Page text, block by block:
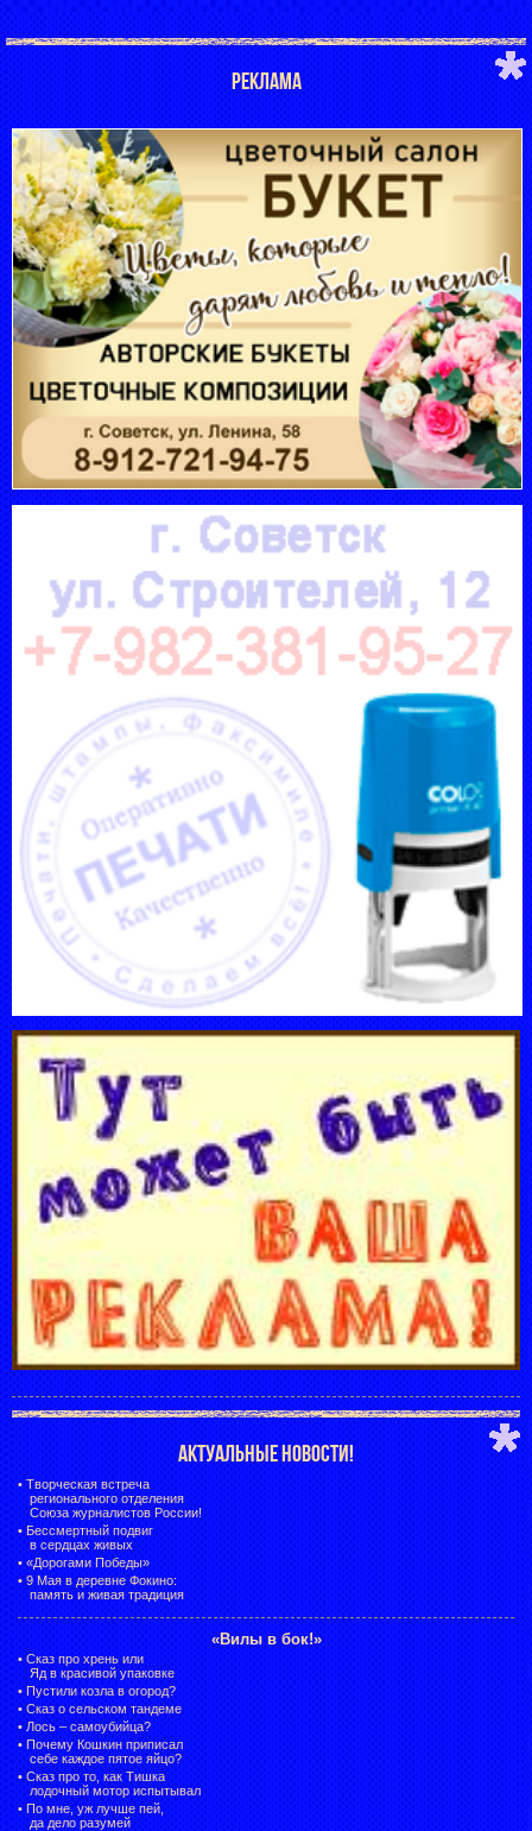
РЕКЛАМА
АКТУАЛЬНЫЕ НОВОСТИ!
• Творческая встреча
регионального отделения
Союза журналистов России!
• Бессмертный подвиг
в сердцах живых
• «Дорогами Победы»
• 9 Мая в деревне Фокино:
память и живая традиция
«Вилы в бок!»
• Сказ про хрень или
Яд в красивой упаковке
• Пустили козла в огород?
• Сказ о сельском тандеме
• Лось – самоубийца?
• Почему Кошкин приписал
себе каждое пятое яйцо?
• Сказ про то, как Тишка
лодочный мотор испытывал
• По мне, уж лучше пей,
да дело разумей